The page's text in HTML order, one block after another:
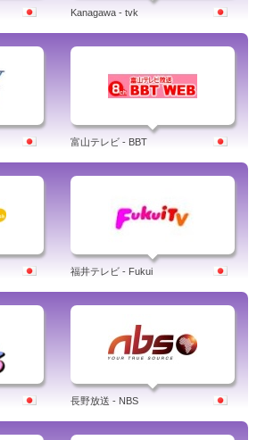
Kanagawa - tvk
富山テレビ - BBT
福井テレビ - Fukui
長野放送 - NBS